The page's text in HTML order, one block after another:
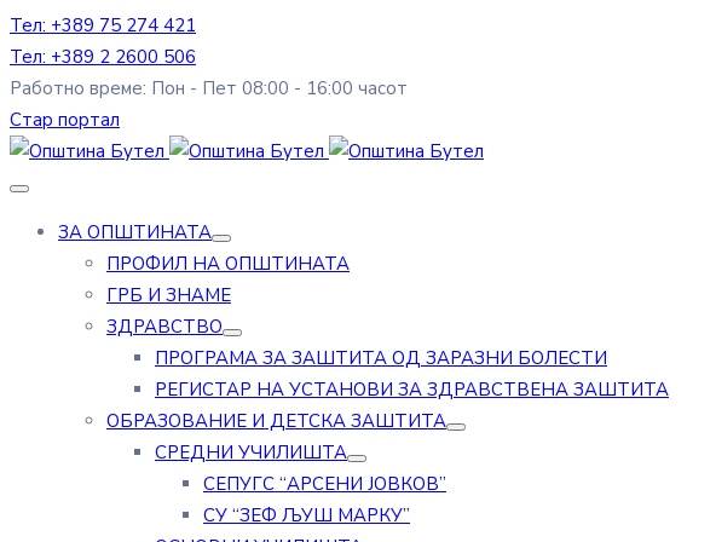
Тел: +389 75 274 421
Тел: +389 2 2600 506
Работно време: Пон - Пет 08:00 - 16:00 часот
Стар портал
ЗА ОПШТИНАТА
ПРОФИЛ НА ОПШТИНАТА
ГРБ И ЗНАМЕ
ЗДРАВСТВО
ПРОГРАМА ЗА ЗАШТИТА ОД ЗАРАЗНИ БОЛЕСТИ
РЕГИСТАР НА УСТАНОВИ ЗА ЗДРАВСТВЕНА ЗАШТИТА
ОБРАЗОВАНИЕ И ДЕТСКА ЗАШТИТА
СРЕДНИ УЧИЛИШТА
СЕПУГС “АРСЕНИ ЈОВКОВ”
СУ “ЗЕФ ЉУШ МАРКУ”